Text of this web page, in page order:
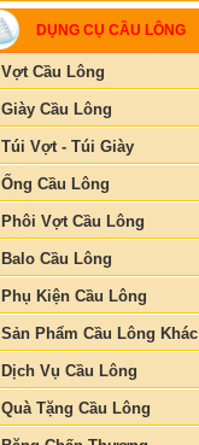
DỤNG CỤ CẦU LÔNG
Vợt Cầu Lông
Giày Cầu Lông
Túi Vợt - Túi Giày
Ống Cầu Lông
Phôi Vợt Cầu Lông
Balo Cầu Lông
Phụ Kiện Cầu Lông
Sản Phẩm Cầu Lông Khác
Dịch Vụ Cầu Lông
Quà Tặng Cầu Lông